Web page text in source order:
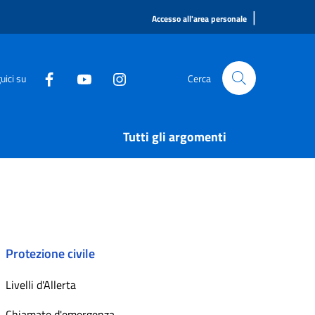
Accesso all'area personale |
su Cerca
Tutti gli argomenti
Protezione civile
Livelli d'Allerta